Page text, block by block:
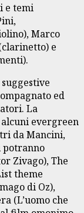
e temi
Marco
e
ed
La
alcuni evergreen
da Mancini,
potranno
Zivago), The
theme
di Oz),
(L’uomo che